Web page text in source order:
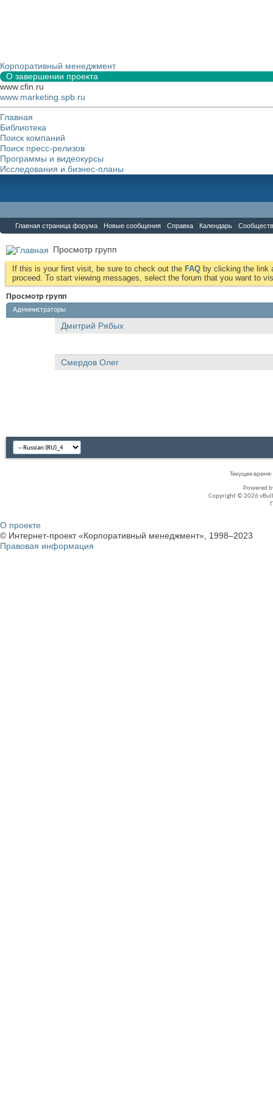
Корпоративный менеджмент
О завершении проекта
www.cfin.ru
www.marketing.spb.ru
Главная
Библиотека
Поиск компаний
Поиск пресс-релизов
Программы и видеокурсы
Исследования и бизнес-планы
Главная страница форума Новые сообщения Справка Календарь
Просмотр групп
If this is your first visit, be sure to check out the FAQ by clicking the link
proceed. To start viewing messages, select the forum that you want to
Просмотр групп
Администраторы
Дмитрий Рябых
Смердов Олег
Текущее время:
Powered
Copyright © 2026
О проекте
© Интернет-проект «Корпоративный менеджмент», 1998–2023
Правовая информация